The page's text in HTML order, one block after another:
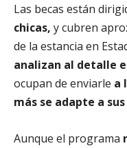
Las becas están
chicas, y cubren
de la estancia en
analizan al detalle
ocupan de enviarle a
más se adapte a
Aunque el programa